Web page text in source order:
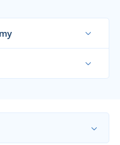
cestárom, veľkým
expedičným
už od 1 kusu.